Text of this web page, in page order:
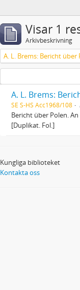
Visar 1
Arkivbeskrivning
A. L. Brems: Bericht über
A. L. Brems:
SE S-HS Acc1968/108
Bericht über Polen.
[Duplikat. Fol.]
Kungliga biblioteket
Kontakta oss